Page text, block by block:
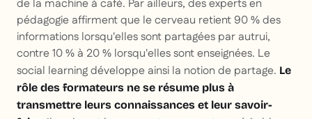
de la machine à café. Par ailleurs, des experts en
pédagogie affirment que le cerveau retient 90 % des
informations lorsqu'elles sont partagées par autrui,
contre 10 % à 20 % lorsqu'elles sont enseignées. Le
social learning développe ainsi la notion de partage. Le
rôle des formateurs ne se résume plus à
transmettre leurs connaissances et leur savoir-